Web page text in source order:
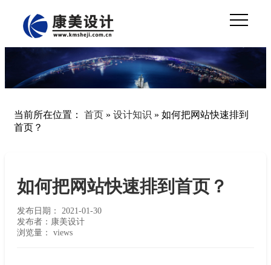
当前所在位置： 首页 » 设计知识 » 如何把网站快速排到
首页？
如何把网站快速排到首页？
发布日期： 2021-01-30
发布者：康美设计
浏览量： views